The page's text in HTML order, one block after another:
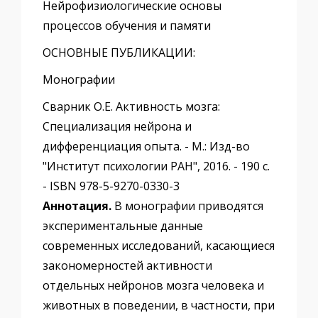
Нейрофизиологические основы
процессов обучения и памяти
ОСНОВНЫЕ ПУБЛИКАЦИИ:
Монографии
Сварник О.Е. Активность мозга:
Специализация нейрона и
дифференциация опыта. - М.: Изд-во
"Институт психологии РАН", 2016. - 190 с.
- ISBN 978-5-9270-0330-3
Аннотация. В монографии приводятся
экспериментальные данные
современных исследований, касающиеся
закономерностей активности
отдельных нейронов мозга человека и
животных в поведении, в частности, при